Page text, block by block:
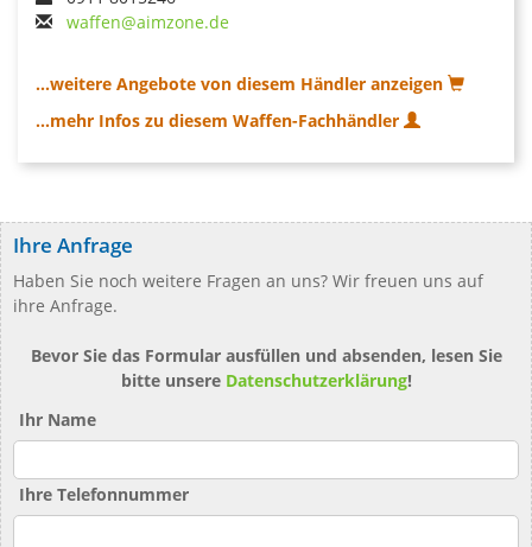
waffen@aimzone.de
...weitere Angebote von diesem Händler anzeigen
...mehr Infos zu diesem Waffen-Fachhändler
Ihre Anfrage
Haben Sie noch weitere Fragen an uns? Wir freuen uns auf
ihre Anfrage.
Bevor Sie das Formular ausfüllen und absenden, lesen Sie
bitte unsere Datenschutzerklärung!
Ihr Name
Ihre Telefonnummer